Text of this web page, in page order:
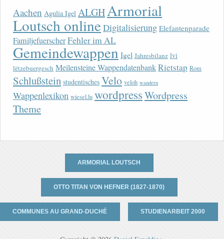
Aachen Agulia Igel ALGHArmorial
Loutsch onlineDigitalisierung Elefantenparade
FamiljefuerscherFehler im AL
Gemeindewappen Igel Jahresbilanz lvi
lëtzebuergesch Meilensteine WappendatenbankRietstap Rom
Schlußstein studentisches Velo veloh wandern
Wappenlexikon wiesel.lu wordpressWordpress
Theme
ARMORIAL LOUTSCH
OTTO TITAN VON HEFNER (1827-1870)
COMMUNES AU GRAND-DUCHÉ STUDIENARBEIT 2000